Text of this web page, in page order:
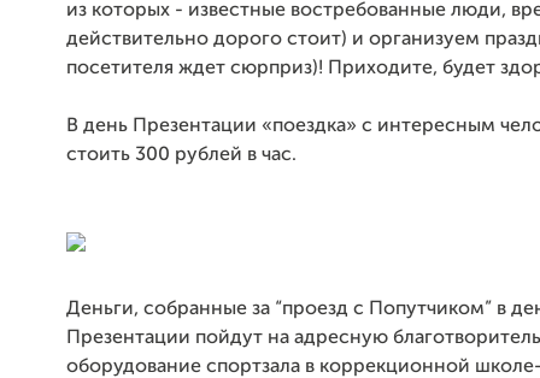
из которых - известные востребованные люди,
действительно дорого стоит) и организуем
посетителя ждет сюрприз)! Приходите, будет
В день Презентации «поездка» с интересным
стоить 300 рублей в час.
Деньги, собранные за “проезд с Попутчиком” в
Презентации пойдут на адресную
оборудование спортзала в коррекционной